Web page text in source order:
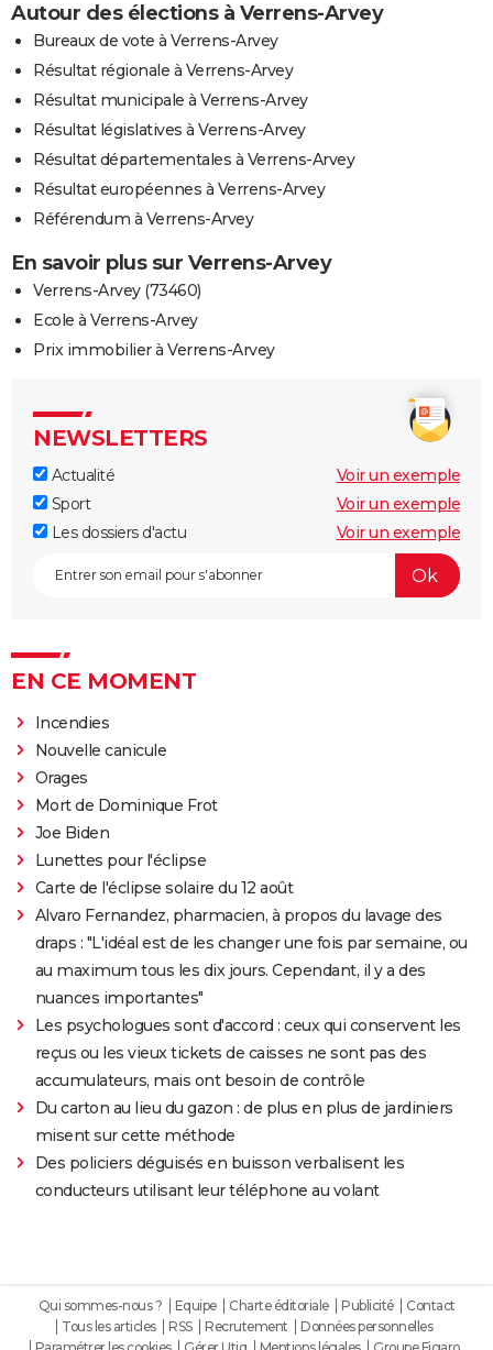
Autour des élections à Verrens-Arvey
Bureaux de vote à Verrens-Arvey
Résultat régionale à Verrens-Arvey
Résultat municipale à Verrens-Arvey
Résultat législatives à Verrens-Arvey
Résultat départementales à Verrens-Arvey
Résultat européennes à Verrens-Arvey
Référendum à Verrens-Arvey
En savoir plus sur Verrens-Arvey
Verrens-Arvey (73460)
Ecole à Verrens-Arvey
Prix immobilier à Verrens-Arvey
NEWSLETTERS
Actualité
Voir un exemple
Sport
Voir un exemple
Les dossiers d'actu
Voir un exemple
EN CE MOMENT
Incendies
Nouvelle canicule
Orages
Mort de Dominique Frot
Joe Biden
Lunettes pour l'éclipse
Carte de l'éclipse solaire du 12 août
Alvaro Fernandez, pharmacien, à propos du lavage des
draps : "L'idéal est de les changer une fois par semaine, ou
au maximum tous les dix jours. Cependant, il y a des
nuances importantes"
Les psychologues sont d'accord : ceux qui conservent les
reçus ou les vieux tickets de caisses ne sont pas des
accumulateurs, mais ont besoin de contrôle
Du carton au lieu du gazon : de plus en plus de jardiniers
misent sur cette méthode
Des policiers déguisés en buisson verbalisent les
conducteurs utilisant leur téléphone au volant
Qui sommes-nous ? Equipe Charte éditoriale Publicité
Contact
Tous les articles
RSS Recrutement
Données personnelles